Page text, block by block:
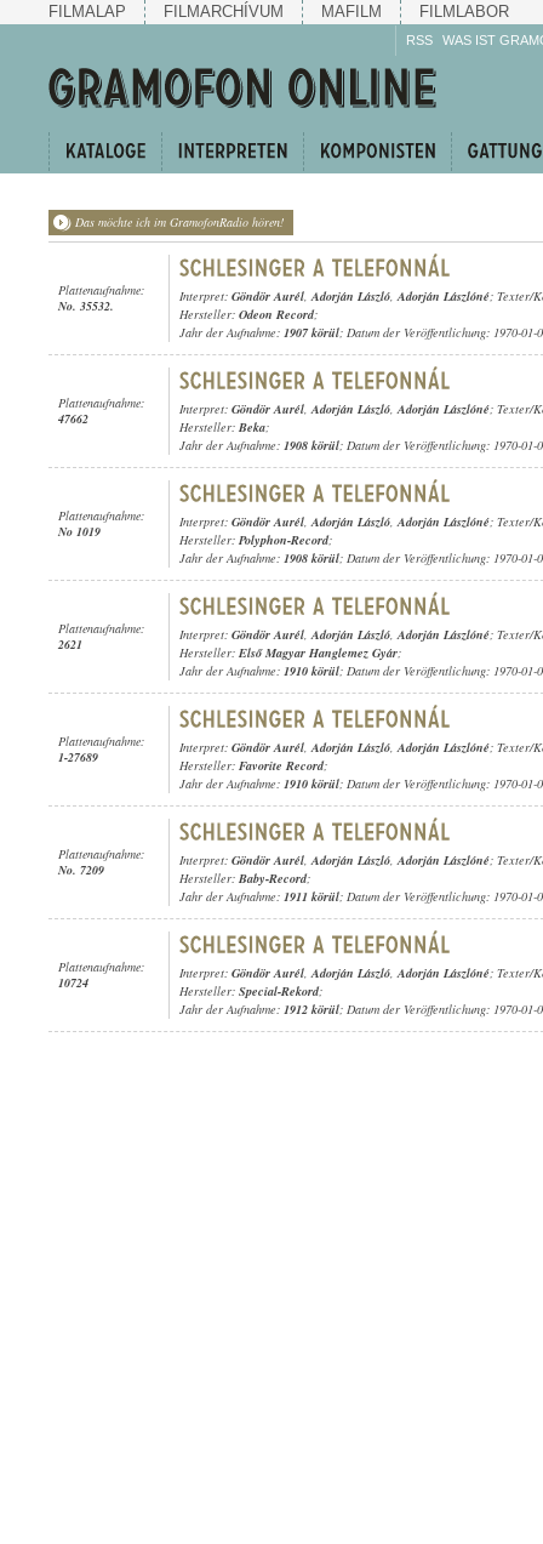
FILMALAP FILMARCHÍVUM MAFILM FILMLABOR
RSS WAS IST
Das möchte ich im GramofonRadio hören!
Plattenaufnahme:
No. 35532.
Interpret: Göndör Aurél,Adorján László,Adorján Lászlóné; Texter/
Hersteller: Odeon Record;
Jahr der Aufnahme: 1907 körül; Datum der Veröffentlichung: 1970-01-
Plattenaufnahme:
47662
Interpret: Göndör Aurél,Adorján László,Adorján Lászlóné; Texter/
Hersteller: Beka;
Jahr der Aufnahme: 1908 körül; Datum der Veröffentlichung: 1970-01-
Plattenaufnahme:
No 1019
Interpret: Göndör Aurél,Adorján László,Adorján Lászlóné; Texter/
Hersteller: Polyphon-Record;
Jahr der Aufnahme: 1908 körül; Datum der Veröffentlichung: 1970-01-
Plattenaufnahme:
2621
Interpret: Göndör Aurél,Adorján László,Adorján Lászlóné; Texter/
Hersteller: Első Magyar Hanglemez Gyár;
Jahr der Aufnahme: 1910 körül; Datum der Veröffentlichung: 1970-01-
Plattenaufnahme:
1-27689
Interpret: Göndör Aurél,Adorján László,Adorján Lászlóné; Texter/
Hersteller: Favorite Record;
Jahr der Aufnahme: 1910 körül; Datum der Veröffentlichung: 1970-01-
Plattenaufnahme:
No. 7209
Interpret: Göndör Aurél,Adorján László,Adorján Lászlóné; Texter/
Hersteller: Baby-Record;
Jahr der Aufnahme: 1911 körül; Datum der Veröffentlichung: 1970-01-
Plattenaufnahme:
10724
Interpret: Göndör Aurél,Adorján László,Adorján Lászlóné; Texter/
Hersteller: Special-Rekord;
Jahr der Aufnahme: 1912 körül; Datum der Veröffentlichung: 1970-01-